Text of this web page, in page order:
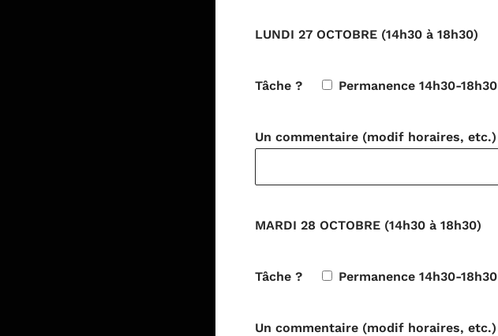
LUNDI 27 OCTOBRE (14h30 à 18h30)
Tâche ? Permanence 14h30-18h30
Un commentaire (modif horaires, etc.)
MARDI 28 OCTOBRE (14h30 à 18h30)
Tâche ? Permanence 14h30-18h30
Un commentaire (modif horaires, etc.)